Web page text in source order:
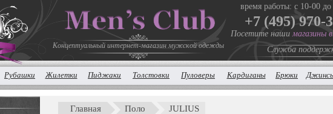
Концептуальный интернет-магазин мужской одежды
время работы: с 10-00
+7 (495) 970-
Посетите наши магазины
Служба
Рубашки Жилетки Пиджаки Толстовки Пуловеры Кардиганы Брюки
Главная Поло JULIUS